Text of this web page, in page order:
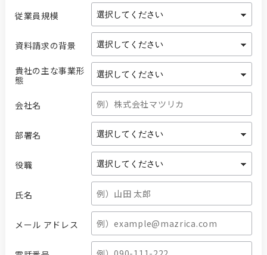
従業員規模
資料請求の背景
貴社の主な事業形
態
会社名
部署名
役職
氏名
メール アドレス